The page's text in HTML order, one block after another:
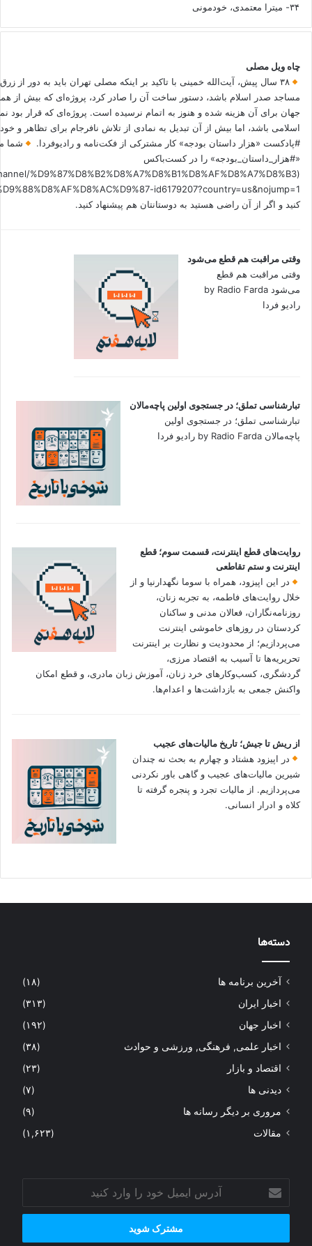
۳۴- میترا معتمدی، خودمونی
چاه ویل مصلی
۳۸ سال پیش، آیت‌الله خمینی با تاکید بر اینکه مصلی تهران باید به دور از
مساجد صدر اسلام باشد، دستور ساخت آن را صادر کرد، پروژه‌ای که بیش از
جهان برای آن هزینه شده و هنوز به اتمام نرسیده است. پروژه‌ای که قرار بود
اسلامی باشد، اما بیش از آن تبدیل به نمادی از تلاش نافرجام برای تظاهر و
#پادکست «هزار داستان بودجه» کار مشترکی از فکت‌نامه و رادیوفردا.
شما
«#هزار_داستان_بودجه» را در کست‌باکس
%D9%87%D8%B2%D8%A7%D8%B1%D8%AF%D8%A7%D8%B3
کنید و اگر از آن راضی هستید به دوستانتان هم پیشنهاد کنید.
وقتی مراقبت هم قطع می‌شود
وقتی مراقبت هم قطع
می‌شود by Radio Farda
رادیو فردا
تبارشناسی تملق؛ در جستجوی اولین‌ پاچه‌مالان
تبارشناسی تملق؛ در جستجوی اولین‌
پاچه‌مالان by Radio Farda رادیو فردا
روایت‌های قطع اینترنت، قسمت سوم؛ قطع
اینترنت و ستم تقاطعی
در این اپیزود، همراه با سوما نگهدارنیا و از
خلال روایت‌های فاطمه، به تجربه زنان،
روزنامه‌نگاران، فعالان مدنی و ساکنان
کردستان در روزهای خاموشی اینترنت
می‌پردازیم؛ از محدودیت و نظارت بر اینترنت
تحریریه‌ها تا آسیب به اقتصاد مرزی،
گردشگری، کسب‌وکارهای خرد زنان، آموزش زبان مادری، و قطع امکان
واکنش جمعی به بازداشت‌ها و اعدام‌ها.
از ریش تا جیش؛ تاریخ مالیات‌های عجیب
در اپیزود هشتاد و چهارم به بحث نه چندان
شیرین مالیات‌های عجیب و گاهی باور نکردنی‌
می‌پردازیم. از مالیات تجرد و پنجره گرفته تا
کلاه و ادرار انسانی.
دسته‌ها
آخرین برنامه ها
(۱۸)
اخبار ایران
(۳۱۳)
اخبار جهان
(۱۹۲)
اخبار علمی, فرهنگی, ورزشی و حوادث
(۳۸)
اقتصاد و بازار
(۲۳)
دیدنی ها
(۷)
مروری بر دیگر رسانه ها
(۹)
مقالات
(۱,۶۲۳)
ایمیل
خود
وارد